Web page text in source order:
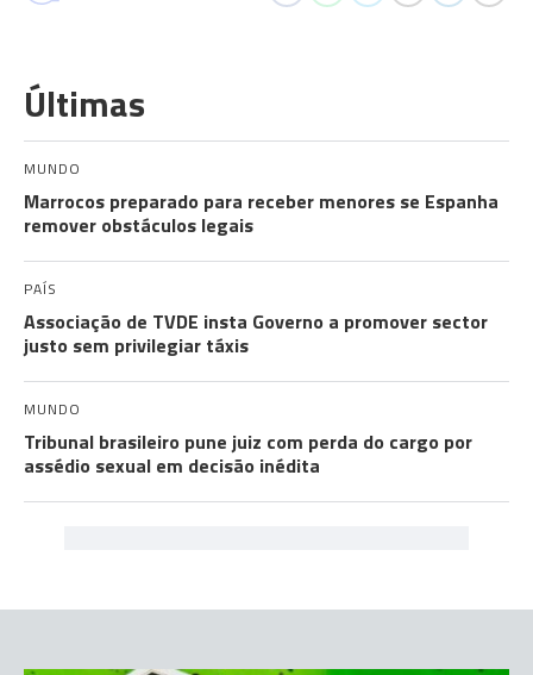
Últimas
MUNDO
Marrocos preparado para receber menores se Espanha
remover obstáculos legais
PAÍS
Associação de TVDE insta Governo a promover sector
justo sem privilegiar táxis
MUNDO
Tribunal brasileiro pune juiz com perda do cargo por
assédio sexual em decisão inédita